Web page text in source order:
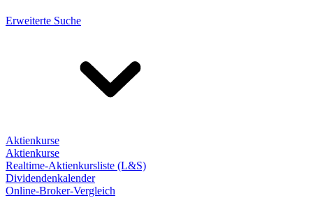
Erweiterte Suche
Aktienkurse
Aktienkurse
Realtime-Aktienkursliste (L&S)
Dividendenkalender
Online-Broker-Vergleich